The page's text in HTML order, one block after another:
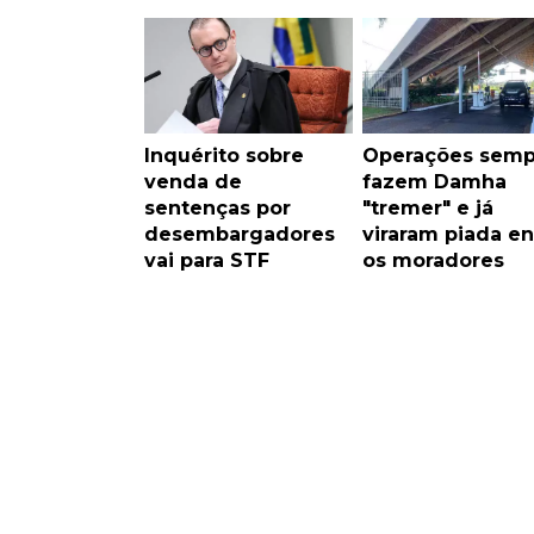
Inquérito sobre
venda de
sentenças por
desembargadores
vai para STF
Operações
fazem Damha
"tremer" e já
viraram piada
os moradores